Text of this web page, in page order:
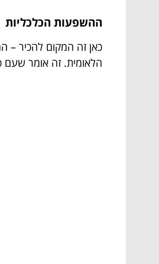
ההשפעות הכלכליות
כאן זה המקום להכיר –
הלאומית. זה אומר שעם